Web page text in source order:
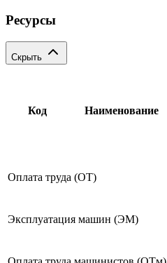
Ресурсы
Скрыть
Код Наименование
Оплата труда (ОТ)
Эксплуатация машин (ЭМ)